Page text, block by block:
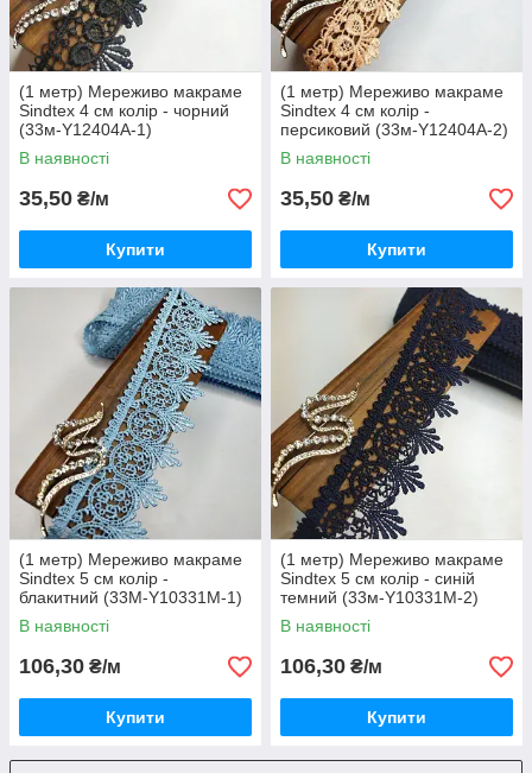
(1 метр) Мереживо макраме
Sindtex 4 см колір - чорний
(33м-Y12404A-1)
В наявності
35,50 ₴/м
Купити
(1 метр) Мереживо макраме
Sindtex 4 см колір -
персиковий (33м-Y12404A-2)
В наявності
35,50 ₴/м
Купити
(1 метр) Мереживо макраме
Sindtex 5 см колір -
блакитний (33М-Y10331М-1)
В наявності
106,30 ₴/м
Купити
(1 метр) Мереживо макраме
Sindtex 5 см колір - синій
темний (33м-Y10331M-2)
В наявності
106,30 ₴/м
Купити